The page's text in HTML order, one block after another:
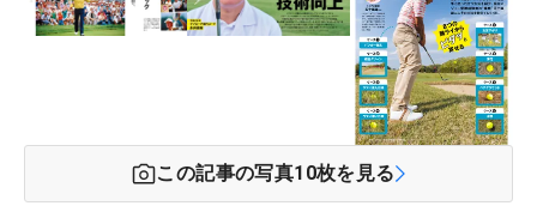
この記事の写真10枚を見る